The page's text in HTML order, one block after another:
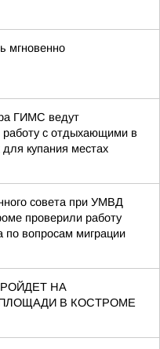
мгновенно
ГИМС ведут
работу с отдыхающими в
купания местах
совета при УМВД
проверили работу
по вопросам миграции
НА
В КОСТРОМЕ